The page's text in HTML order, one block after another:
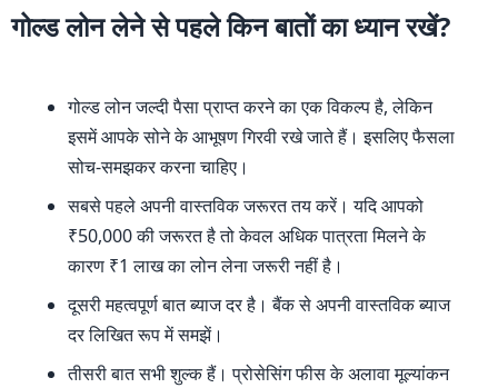
गोल्ड लोन लेने से पहले किन बातों का ध्यान रखें?
गोल्ड लोन जल्दी पैसा प्राप्त करने का एक विकल्प है, लेकिन
इसमें आपके सोने के आभूषण गिरवी रखे जाते हैं। इसलिए फैसला
सोच-समझकर करना चाहिए।
सबसे पहले अपनी वास्तविक जरूरत तय करें। यदि आपको
₹50,000 की जरूरत है तो केवल अधिक पात्रता मिलने के
कारण ₹1 लाख का लोन लेना जरूरी नहीं है।
दूसरी महत्वपूर्ण बात ब्याज दर है। बैंक से अपनी वास्तविक ब्याज
दर लिखित रूप में समझें।
तीसरी बात सभी शुल्क हैं। प्रोसेसिंग फीस के अलावा मूल्यांकन